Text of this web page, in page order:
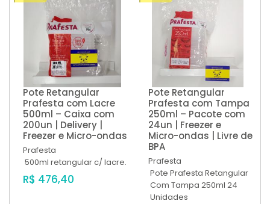
Pote Retangular
Prafesta com Lacre
500ml – Caixa com
200un | Delivery |
Freezer e Micro-ondas
Prafesta
500ml retangular c/ lacre.
R$ 476,40
Pote Retangular
Prafesta com Tampa
250ml – Pacote com
24un | Freezer e
Micro-ondas | Livre de
BPA
Prafesta
Pote Prafesta Retangular
Com Tampa 250ml 24
Unidades